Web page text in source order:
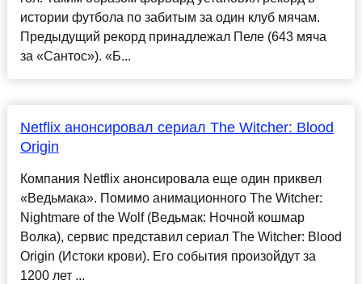
истории футбола по забитым за один клуб мячам.
Предыдущий рекорд принадлежал Пеле (643 мяча
за «Сантос»). «Б...
Netflix анонсировал сериал The Witcher: Blood
Origin
Компания Netflix анонсировала еще один приквел
«Ведьмака». Помимо анимационного The Witcher:
Nightmare of the Wolf (Ведьмак: Ночной кошмар
Волка), сервис представил сериал The Witcher: Blood
Origin (Истоки крови). Его события произойдут за
1200 лет ...